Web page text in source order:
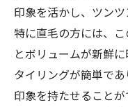
印象を活かし、ツンツ
特に直毛の方には、
とボリュームが新鮮
タイリングが簡単で
印象を持たせること